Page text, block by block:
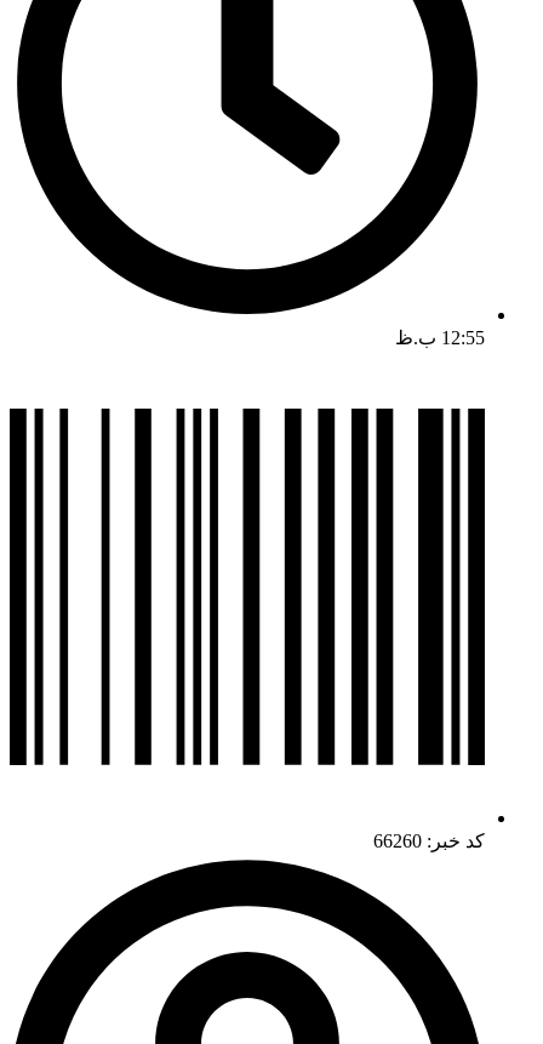
12:55 ب.ظ
کد خبر: 66260